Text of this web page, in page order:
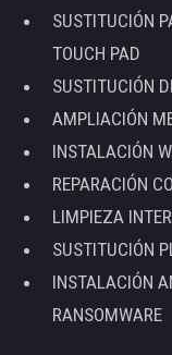
SUSTITUCIÓN
TOUCH PAD
SUSTITUCIÓN
AMPLIACIÓN
INSTALACIÓN
REPARACIÓN
LIMPIEZA
SUSTITUCIÓN
INSTALACIÓN
RANSOMWARE